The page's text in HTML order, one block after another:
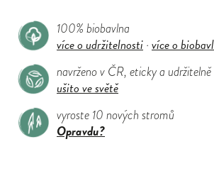
100% biobavlna
více o udržitelnosti · více o
navrženo v ČR, eticky a udržitelně
ušito ve světě
vyroste 10 nových stromů
Opravdu?